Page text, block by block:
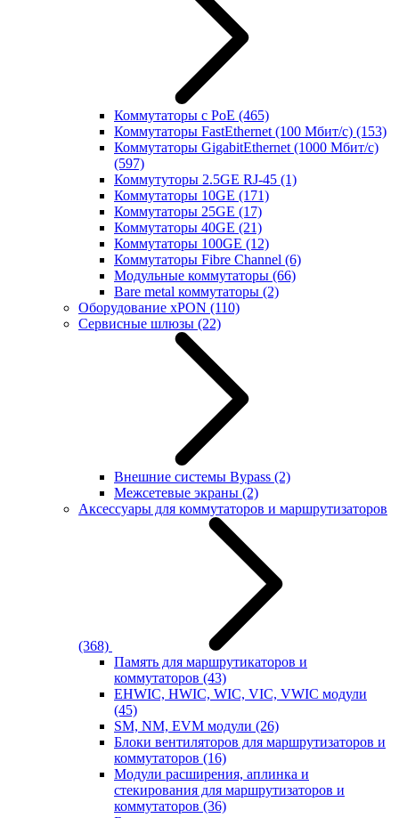
Коммутаторы с PoE (465)
Коммутаторы FastEthernet (100 Мбит/с) (153)
Коммутаторы GigabitEthernet (1000 Мбит/с)
(597)
Коммутуторы 2.5GE RJ-45 (1)
Коммутаторы 10GE (171)
Коммутаторы 25GE (17)
Коммутаторы 40GE (21)
Коммутаторы 100GE (12)
Коммутаторы Fibre Channel (6)
Модульные коммутаторы (66)
Bare metal коммутаторы (2)
Оборудование xPON (110)
Сервисные шлюзы (22)
Внешние системы Bypass (2)
Межсетевые экраны (2)
Аксессуары для коммутаторов и маршрутизаторов
(368)
Память для маршрутикаторов и
коммутаторов (43)
EHWIC, HWIC, WIC, VIC, VWIC модули
(45)
SM, NM, EVM модули (26)
Блоки вентиляторов для маршрутизаторов и
коммутаторов (16)
Модули расширения, аплинка и
стекирования для маршрутизаторов и
коммутаторов (36)